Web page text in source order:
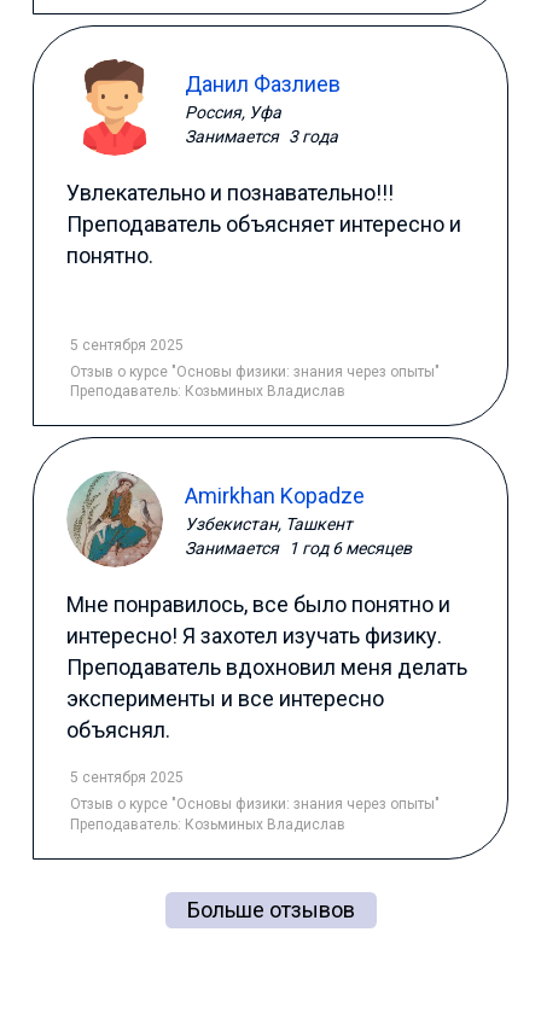
Данил Фазлиев
Россия, Уфа
Занимается 3 года
Увлекательно и познавательно!!!
Преподаватель объясняет интересно и
понятно.
5 сентября 2025
Отзыв о курсе "Основы физики: знания через опыты"
Преподаватель: Козьминых Владислав
Amirkhan Kopadze
Узбекистан, Ташкент
Занимается
1 год 6 месяцев
Мне понравилось, все было понятно и
интересно! Я захотел изучать физику.
Преподаватель вдохновил меня делать
эксперименты и все интересно
объяснял.
5 сентября 2025
Отзыв о курсе "Основы физики: знания через опыты"
Преподаватель: Козьминых Владислав
Больше отзывов